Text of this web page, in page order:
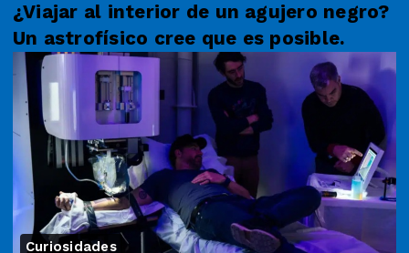
¿Viajar al interior de un agujero negro?
Un astrofísico cree que es posible.
Curiosidades